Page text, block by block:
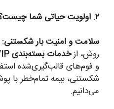
۲. اولویت حیاتی شما چیست؟
سلامت و امنیت بار شکستنی:
روش، ازخدمات بسته‌بندی VIP آنی بار
و فوم‌های قالب‌گیری‌شده
شکستنی، بیمه تمام‌خطر با
می‌دانیم.